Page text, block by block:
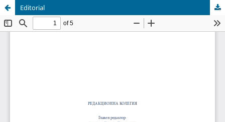
Editorial